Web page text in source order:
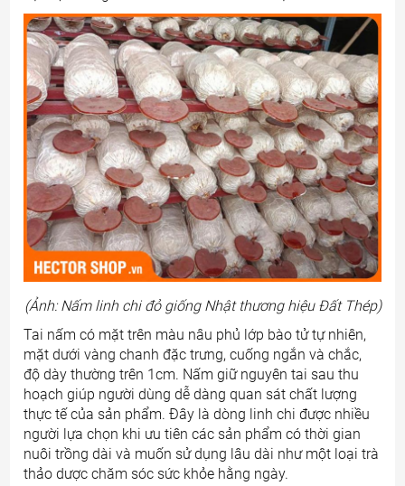
(Ảnh: Nấm linh chi đỏ giống Nhật thương hiệu Đất Thép)
Tai nấm có mặt trên màu nâu phủ lớp bào tử tự nhiên,
mặt dưới vàng chanh đặc trưng, cuống ngắn và chắc,
độ dày thường trên 1cm. Nấm giữ nguyên tai sau thu
hoạch giúp người dùng dễ dàng quan sát chất lượng
thực tế của sản phẩm. Đây là dòng linh chi được nhiều
người lựa chọn khi ưu tiên các sản phẩm có thời gian
nuôi trồng dài và muốn sử dụng lâu dài như một loại trà
thảo dược chăm sóc sức khỏe hằng ngày.